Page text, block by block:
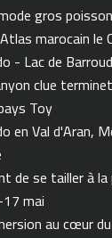
gros poisson
marocain le
- Lac de
clue
Toy
en Val d'Aran,
de se tailler à la
mai
au cœur